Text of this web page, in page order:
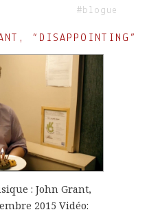
#blogue
“DISAPPOINTING”
: John Grant,
2015 Vidéo: